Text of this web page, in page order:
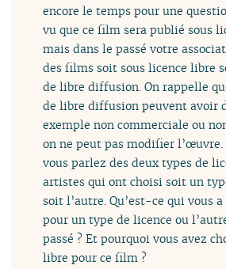
encore le temps pour une
vu que ce film sera publié sous
mais dans le passé votre
des films soit sous licence libre
de libre diffusion. On rappelle
de libre diffusion peuvent avoir
exemple non commerciale ou
on ne peut pas modifier
vous parlez des deux types de
artistes qui ont choisi soit un
soit l’autre. Qu’est-ce qui vous
pour un type de licence ou
passé ? Et pourquoi vous avez
libre pour ce film ?